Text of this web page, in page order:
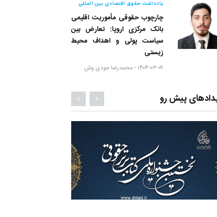
یادداشت حقوق اقتصادی بین المللی
چارچوب حقوقی مأموریت اقلیمی
بانک مرکزی اروپا: تعارض بین
سیاست پولی و اهداف محیط
زیستی
۱۴۰۴-۰۳-۰۹ - محمدرضا جودی وش
پیش رو